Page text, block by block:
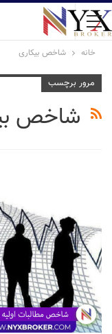
خانه شاخص بیکاری
مرور برچسب
شاخص